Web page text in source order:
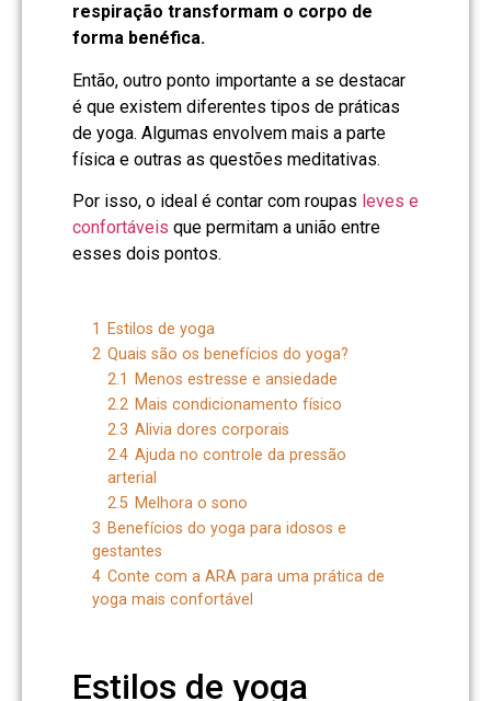
respiração transformam o corpo de
forma benéfica.
Então, outro ponto importante a se destacar
é que existem diferentes tipos de práticas
de yoga. Algumas envolvem mais a parte
física e outras as questões meditativas.
Por isso, o ideal é contar com roupas leves e
confortáveis que permitam a união entre
esses dois pontos.
1
Estilos de yoga
2 Quais são os benefícios do yoga?
2.1
Menos estresse e ansiedade
2.2 Mais condicionamento físico
2.3 Alivia dores corporais
2.4 Ajuda no controle da pressão
arterial
2.5 Melhora o sono
3 Benefícios do yoga para idosos e
gestantes
4 Conte com a ARA para uma prática de
yoga mais confortável
Estilos de yoga